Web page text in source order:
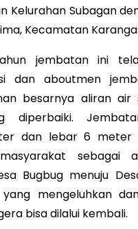
Kelurahan Subagan
Kecamatan
jembatan ini
dan aboutmen
besarnya aliran air
diperbaiki.
dan lebar 6 meter
sebagai
Bugbug menuju
mengeluhkan
bisa dilalui kembali.